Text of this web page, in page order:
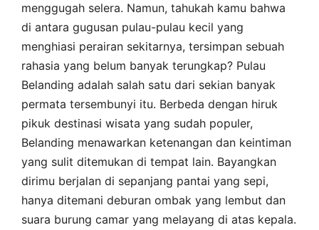
menggugah selera. Namun, tahukah kamu bahwa
di antara gugusan pulau-pulau kecil yang
menghiasi perairan sekitarnya, tersimpan sebuah
rahasia yang belum banyak terungkap? Pulau
Belanding adalah salah satu dari sekian banyak
permata tersembunyi itu. Berbeda dengan hiruk
pikuk destinasi wisata yang sudah populer,
Belanding menawarkan ketenangan dan keintiman
yang sulit ditemukan di tempat lain. Bayangkan
dirimu berjalan di sepanjang pantai yang sepi,
hanya ditemani deburan ombak yang lembut dan
suara burung camar yang melayang di atas kepala.